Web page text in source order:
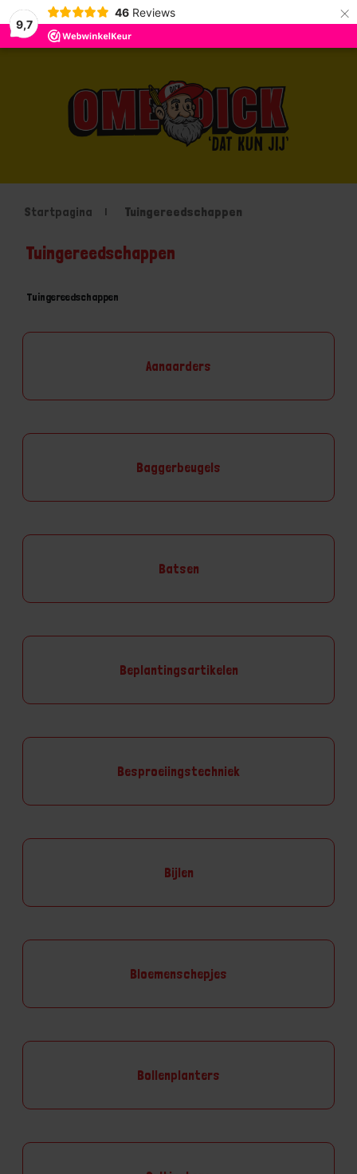
9,7
46 Reviews ×
Startpagina Tuingereedschappen
Tuingereedschappen
Tuingereedschappen
Aanaarders
Baggerbeugels
Batsen
Beplantingsartikelen
Besproeiingstechniek
Bijlen
Bloemenschepjes
Bollenplanters